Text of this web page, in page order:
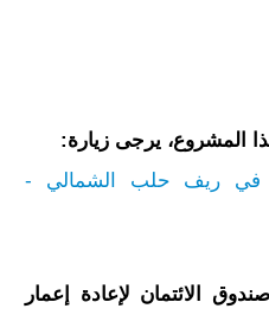
المشروع، يرجى زيارة:
في ريف حلب الشمالي -
الائتمان لإعادة إعمار